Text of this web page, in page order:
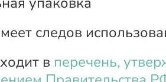
следов
в перечень,